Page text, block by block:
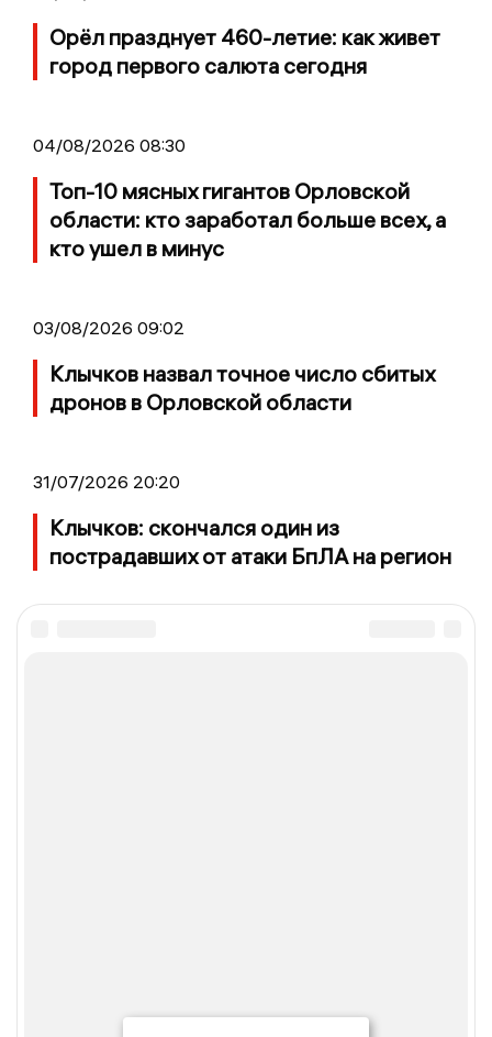
Орёл празднует 460-летие: как живет
город первого салюта сегодня
04/08/2026 08:30
Топ-10 мясных гигантов Орловской
области: кто заработал больше всех, а
кто ушел в минус
03/08/2026 09:02
Клычков назвал точное число сбитых
дронов в Орловской области
31/07/2026 20:20
Клычков: скончался один из
пострадавших от атаки БпЛА на регион